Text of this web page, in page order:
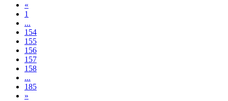
«
1
...
154
155
156
157
158
...
185
»